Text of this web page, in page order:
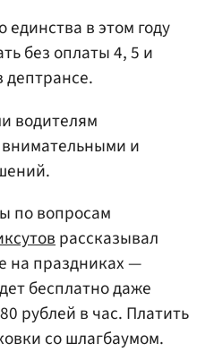
единства в этом году
без оплаты 4, 5 и
дептрансе.
водителям
и
по вопросам
рассказывал
на праздниках —
бесплатно даже
рублей в час. Платить
со шлагбаумом.